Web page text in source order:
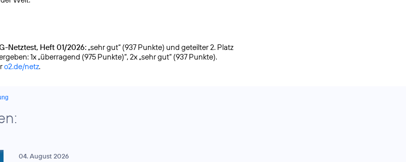
Netztest, Heft 01/2026: „sehr gut“ (937 Punkte) und geteilter 2. Platz
1x „überragend (975 Punkte)“, 2x „sehr gut“ (937 Punkte).
o2.de/netz.
04. August 2026